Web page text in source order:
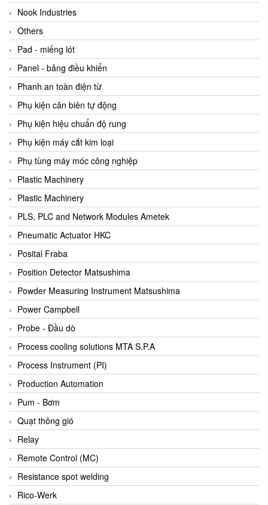
Beijer
Beinlich-pumps
Beka
BEKO
Belimo
Benetech Vietnam
Bently Nevada
Bentone Vietnam
Bernstein Vietnam
Berthold
Bestech
Bestech
BETA
Bifold
Bihl+wiedemann
Bihl+wiedemann
Bilz
Binder Connector
Biotech
BirdX Vietnam
BK Vibro
Black Box
BlackBox Vietnam
BLAGDON PUMP
Bloom Engineering
Boneng
Bopp & Reuther Messtechnik
Nook Industries
Others
Pad - miếng lót
Panel - bảng điều khiển
Phanh an toàn điện từ
Phụ kiện căn biên tự động
Phụ kiện hiệu chuẩn độ rung
Phụ kiện máy cắt kim loại
Phụ tùng máy móc công nghiệp
Plastic Machinery
Plastic Machinery
PLS, PLC and Network Modules Ametek
Pneumatic Actuator HKC
Posital Fraba
Position Detector Matsushima
Powder Measuring Instrument Matsushima
Power Campbell
Probe - Đầu dò
Process cooling solutions MTA S.P.A
Process Instrument (PI)
Production Automation
Pum - Bơm
Quạt thông gió
Relay
Remote Control (MC)
Resistance spot welding
Rico-Werk